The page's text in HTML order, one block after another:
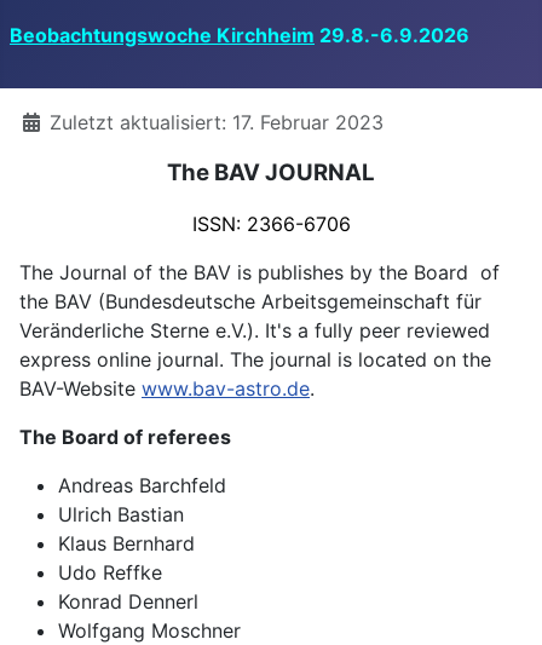
Beobachtungswoche Kirchheim 29.8.-6.9.2026
DetailsZuletzt aktualisiert: 17. Februar 2023
The BAV JOURNAL
ISSN: 2366-6706
The Journal of the BAV is publishes by the Board of
the BAV (Bundesdeutsche Arbeitsgemeinschaft für
Veränderliche Sterne e.V.). It's a fully peer reviewed
express online journal. The journal is located on the
BAV-Website www.bav-astro.de.
The Board of referees
Andreas Barchfeld
Ulrich Bastian
Klaus Bernhard
Udo Reffke
Konrad Dennerl
Wolfgang Moschner